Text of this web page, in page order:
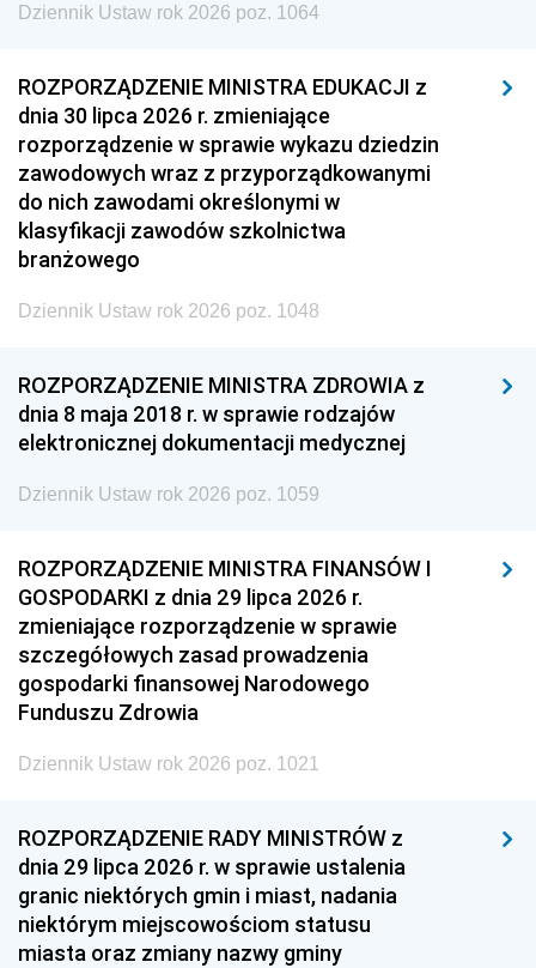
Dziennik Ustaw rok 2026 poz. 1064
ROZPORZĄDZENIE MINISTRA EDUKACJI z
dnia 30 lipca 2026 r. zmieniające
rozporządzenie w sprawie wykazu dziedzin
zawodowych wraz z przyporządkowanymi
do nich zawodami określonymi w
klasyfikacji zawodów szkolnictwa
branżowego
Dziennik Ustaw rok 2026 poz. 1048
ROZPORZĄDZENIE MINISTRA ZDROWIA z
dnia 8 maja 2018 r. w sprawie rodzajów
elektronicznej dokumentacji medycznej
Dziennik Ustaw rok 2026 poz. 1059
ROZPORZĄDZENIE MINISTRA FINANSÓW I
GOSPODARKI z dnia 29 lipca 2026 r.
zmieniające rozporządzenie w sprawie
szczegółowych zasad prowadzenia
gospodarki finansowej Narodowego
Funduszu Zdrowia
Dziennik Ustaw rok 2026 poz. 1021
ROZPORZĄDZENIE RADY MINISTRÓW z
dnia 29 lipca 2026 r. w sprawie ustalenia
granic niektórych gmin i miast, nadania
niektórym miejscowościom statusu
miasta oraz zmiany nazwy gminy